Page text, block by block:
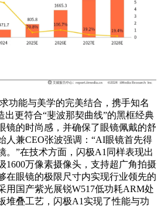
能与美学的完美结合，携手知名
出更符合“斐波那契曲线”的黑框经典
镜的时尚感，并确保了眼镜佩戴的舒
人兼CEO张波强调：“AI眼镜首先得
。”在技术方面，闪极A1同样表现出
1600万像素摄像头，支持超广角拍摄
在眼镜的极限尺寸内实现行业领先的
用国产紫光展锐W517低功耗ARM处
堆叠工艺，闪极A1实现了性能与功